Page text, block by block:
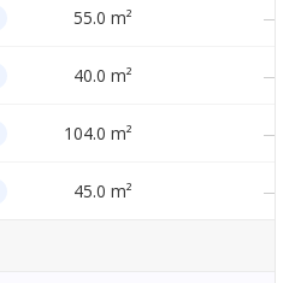
55.0 m² —
40.0 m² —
104.0 m² —
45.0 m² —